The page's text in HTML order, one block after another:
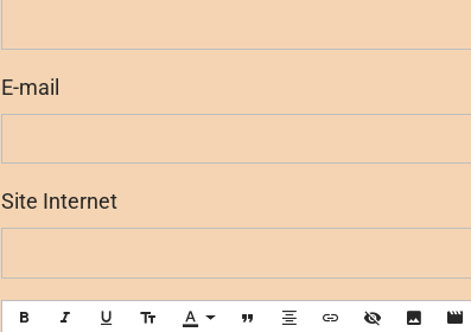
E-mail
Site Internet